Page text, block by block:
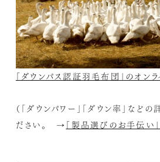
「ダウンパス認証羽毛布団」のオンラ
（「ダウンパワー」「ダウン率」など
ださい。 →
「製品選びのお手伝い」